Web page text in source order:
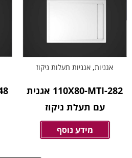
אגניות, אגניות תעלות ניקוז
110X80-MTI-282 אגנית
עם תעלת ניקוז
מידע נוסף